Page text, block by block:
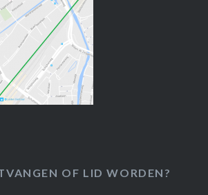
OF LID WORDEN?